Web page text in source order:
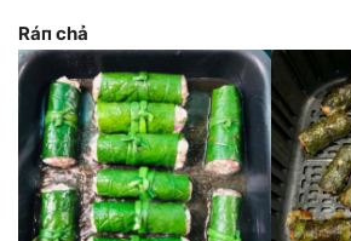
Ráп chả